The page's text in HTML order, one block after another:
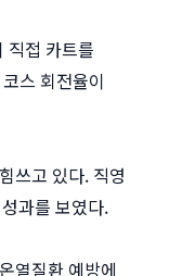
직접 카트를
스 회전율이
쓰고 있다. 직영
과를 보였다.
열질환 예방에